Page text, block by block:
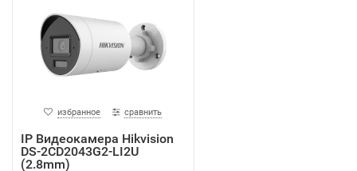
избранное сравнить
IP Видеокамера Hikvision
DS-2CD2043G2-LI2U
(2.8mm)